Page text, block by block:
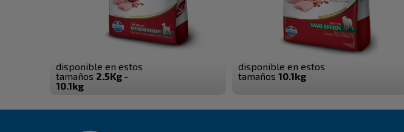
disponible en estos
tamaños 2.5Kg -
10.1kg
disponible en estos
tamaños 10.1kg